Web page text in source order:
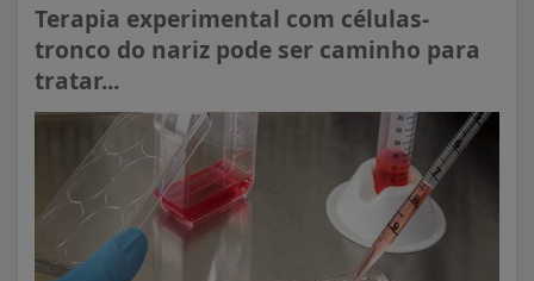
Terapia experimental com células-
tronco do nariz pode ser caminho para
tratar...